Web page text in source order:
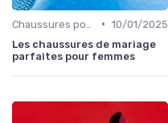
• 10/01/2025
Les chaussures de mariage
parfaites pour femmes